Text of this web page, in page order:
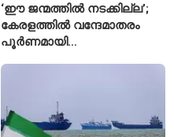
‘ഈ ജന്മത്തിൽ നടക്കില്ല’;
കേരളത്തിൽ വന്ദേമാതരം
പൂർണമായി